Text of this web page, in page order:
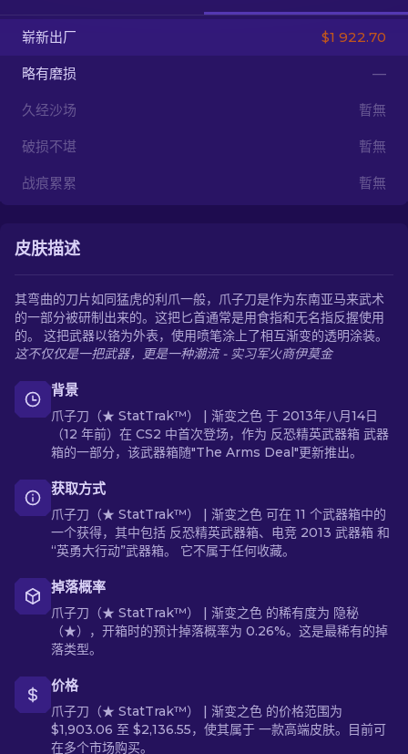
崭新出厂 $1 922.70
略有磨损 —
久经沙场 暫無
破损不堪 暫無
战痕累累 暫無
皮肤描述
其弯曲的刀片如同猛虎的利爪一般，爪子刀是作为东南亚马来武术
的一部分被研制出来的。这把匕首通常是用食指和无名指反握使用
的。 这把武器以铬为外表，使用喷笔涂上了相互渐变的透明涂装。
这不仅仅是一把武器，更是一种潮流 - 实习军火商伊莫金
背景
爪子刀（★ StatTrak™） | 渐变之色 于 2013年八月14日
（12 年前）在 CS2 中首次登场，作为 反恐精英武器箱 武器
箱的一部分，该武器箱随"The Arms Deal"更新推出。
获取方式
爪子刀（★ StatTrak™） | 渐变之色 可在 11 个武器箱中的
一个获得，其中包括 反恐精英武器箱、电竞 2013 武器箱 和
“英勇大行动”武器箱。 它不属于任何收藏。
掉落概率
爪子刀（★ StatTrak™） | 渐变之色 的稀有度为 隐秘
（★），开箱时的预计掉落概率为 0.26%。这是最稀有的掉
落类型。
价格
爪子刀（★ StatTrak™） | 渐变之色 的价格范围为
$1,903.06 至 $2,136.55，使其属于 一款高端皮肤。目前可
在多个市场购买。